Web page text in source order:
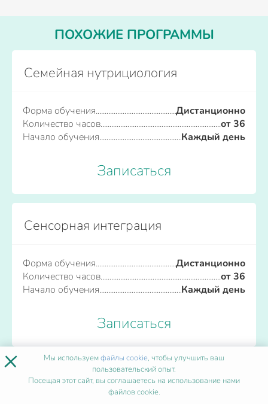
ПОХОЖИЕ ПРОГРАММЫ
Семейная нутрициология
Форма обучения
Дистанционно
Количество часов
от 36
Начало обучения
Каждый день
Записаться
Сенсорная интеграция
Форма обучения
Дистанционно
Количество часов
от 36
Начало обучения
Каждый день
Записаться
Скорая медицинская помощь
× Мы используемфайлы cookie, чтобы улучшить ваш
пользовательский опыт.
Посещая этот сайт, вы соглашаетесь на использование нами
файлов cookie.